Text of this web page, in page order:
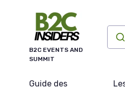
B2C EVENTS AND
SUMMIT
Guide des